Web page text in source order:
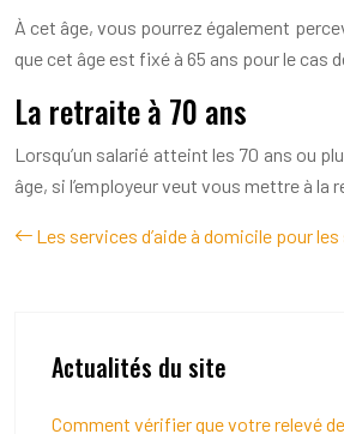
À cet âge, vous pourrez également
que cet âge est fixé à 65 ans pour le cas
La retraite à 70 ans
Lorsqu’un salarié atteint les 70 ans ou
âge, si l’employeur veut vous mettre à
Les services d’aide à domicile pour
Actualités du site
Comment vérifier que votre relevé